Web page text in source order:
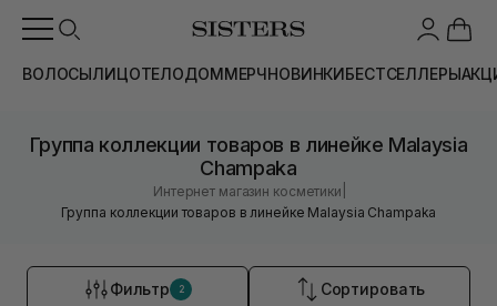
ВОЛОСЫЛИЦОТЕЛОДОММЕРЧНОВИНКИБЕСТСЕЛЛЕРЫ
Группа коллекции товаров в линейке Malaysia
Champaka
Интернет магазин косметики
Группа коллекции товаров в линейке Malaysia Champaka
Фильтр 2 Сортировать